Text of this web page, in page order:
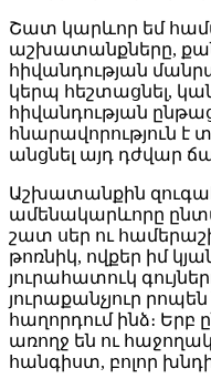
Շատ կարևոր եմ
աշխատանքները,
հիվանդության
կերպ հեշտացնել,
հիվանդության
հնարավորություն է
անցնել այդ դժվար
Աշխատանքին
ամենակարևորը
շատ սեր ու
թոռնիկ, ովքեր իմ
յուրահատուկ
յուրաքանչյուր
հաղորդում ինձ։
առողջ են ու
հանգիստ, բոլոր